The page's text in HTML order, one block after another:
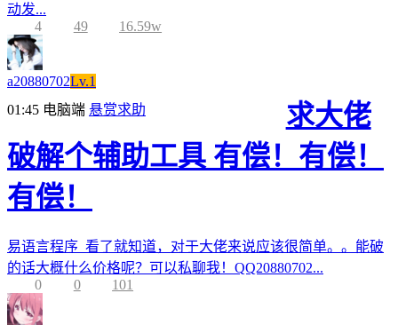
动发...
4
49 16.59w
a20880702Lv.1
01:45 电脑端 悬赏求助
求大佬
破解个辅助工具 有偿！有偿！
有偿！
易语言程序 看了就知道，对于大佬来说应该很简单。。能破
的话大概什么价格呢？可以私聊我！QQ20880702...
0
0 101